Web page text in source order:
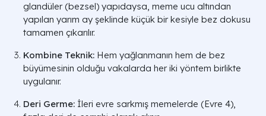
glandüler (bezsel) yapıdaysa, meme ucu altından
yapılan yarım ay şeklinde küçük bir kesiyle bez dokusu
tamamen çıkarılır.
Kombine Teknik: Hem yağlanmanın hem de bez
büyümesinin olduğu vakalarda her iki yöntem birlikte
uygulanır.
Deri Germe: İleri evre sarkmış memelerde (Evre 4),